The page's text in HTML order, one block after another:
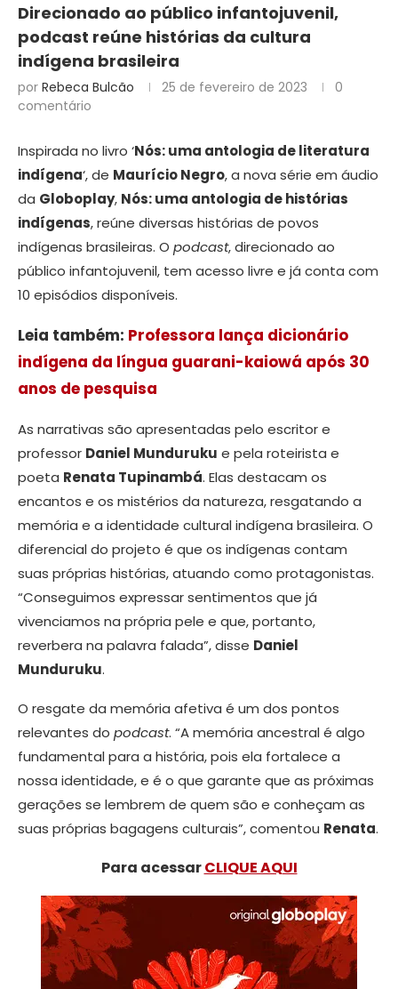
Direcionado ao público infantojuvenil,
podcast reúne histórias da cultura
indígena brasileira
por Rebeca Bulcão 25 de fevereiro de 2023
0
comentário
Inspirada no livro ‘Nós: uma antologia de literatura
indígena‘, de Maurício Negro, a nova série em áudio
da Globoplay, Nós: uma antologia de histórias
indígenas, reúne diversas histórias de povos
indígenas brasileiras. O podcast, direcionado ao
público infantojuvenil, tem acesso livre e já conta com
10 episódios disponíveis.
Leia também: Professora lança dicionário
indígena da língua guarani-kaiowá após 30
anos de pesquisa
As narrativas são apresentadas pelo escritor e
professor Daniel Munduruku e pela roteirista e
poeta Renata Tupinambá. Elas destacam os
encantos e os mistérios da natureza, resgatando a
memória e a identidade cultural indígena brasileira. O
diferencial do projeto é que os indígenas contam
suas próprias histórias, atuando como protagonistas.
“Conseguimos expressar sentimentos que já
vivenciamos na própria pele e que, portanto,
reverbera na palavra falada”, disse Daniel
Munduruku.
O resgate da memória afetiva é um dos pontos
relevantes do podcast. “A memória ancestral é algo
fundamental para a história, pois ela fortalece a
nossa identidade, e é o que garante que as próximas
gerações se lembrem de quem são e conheçam as
suas próprias bagagens culturais”, comentou Renata.
Para acessarCLIQUE AQUI